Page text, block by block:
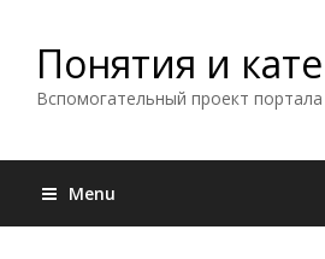
Понятия и
Вспомогательный проект
Menu